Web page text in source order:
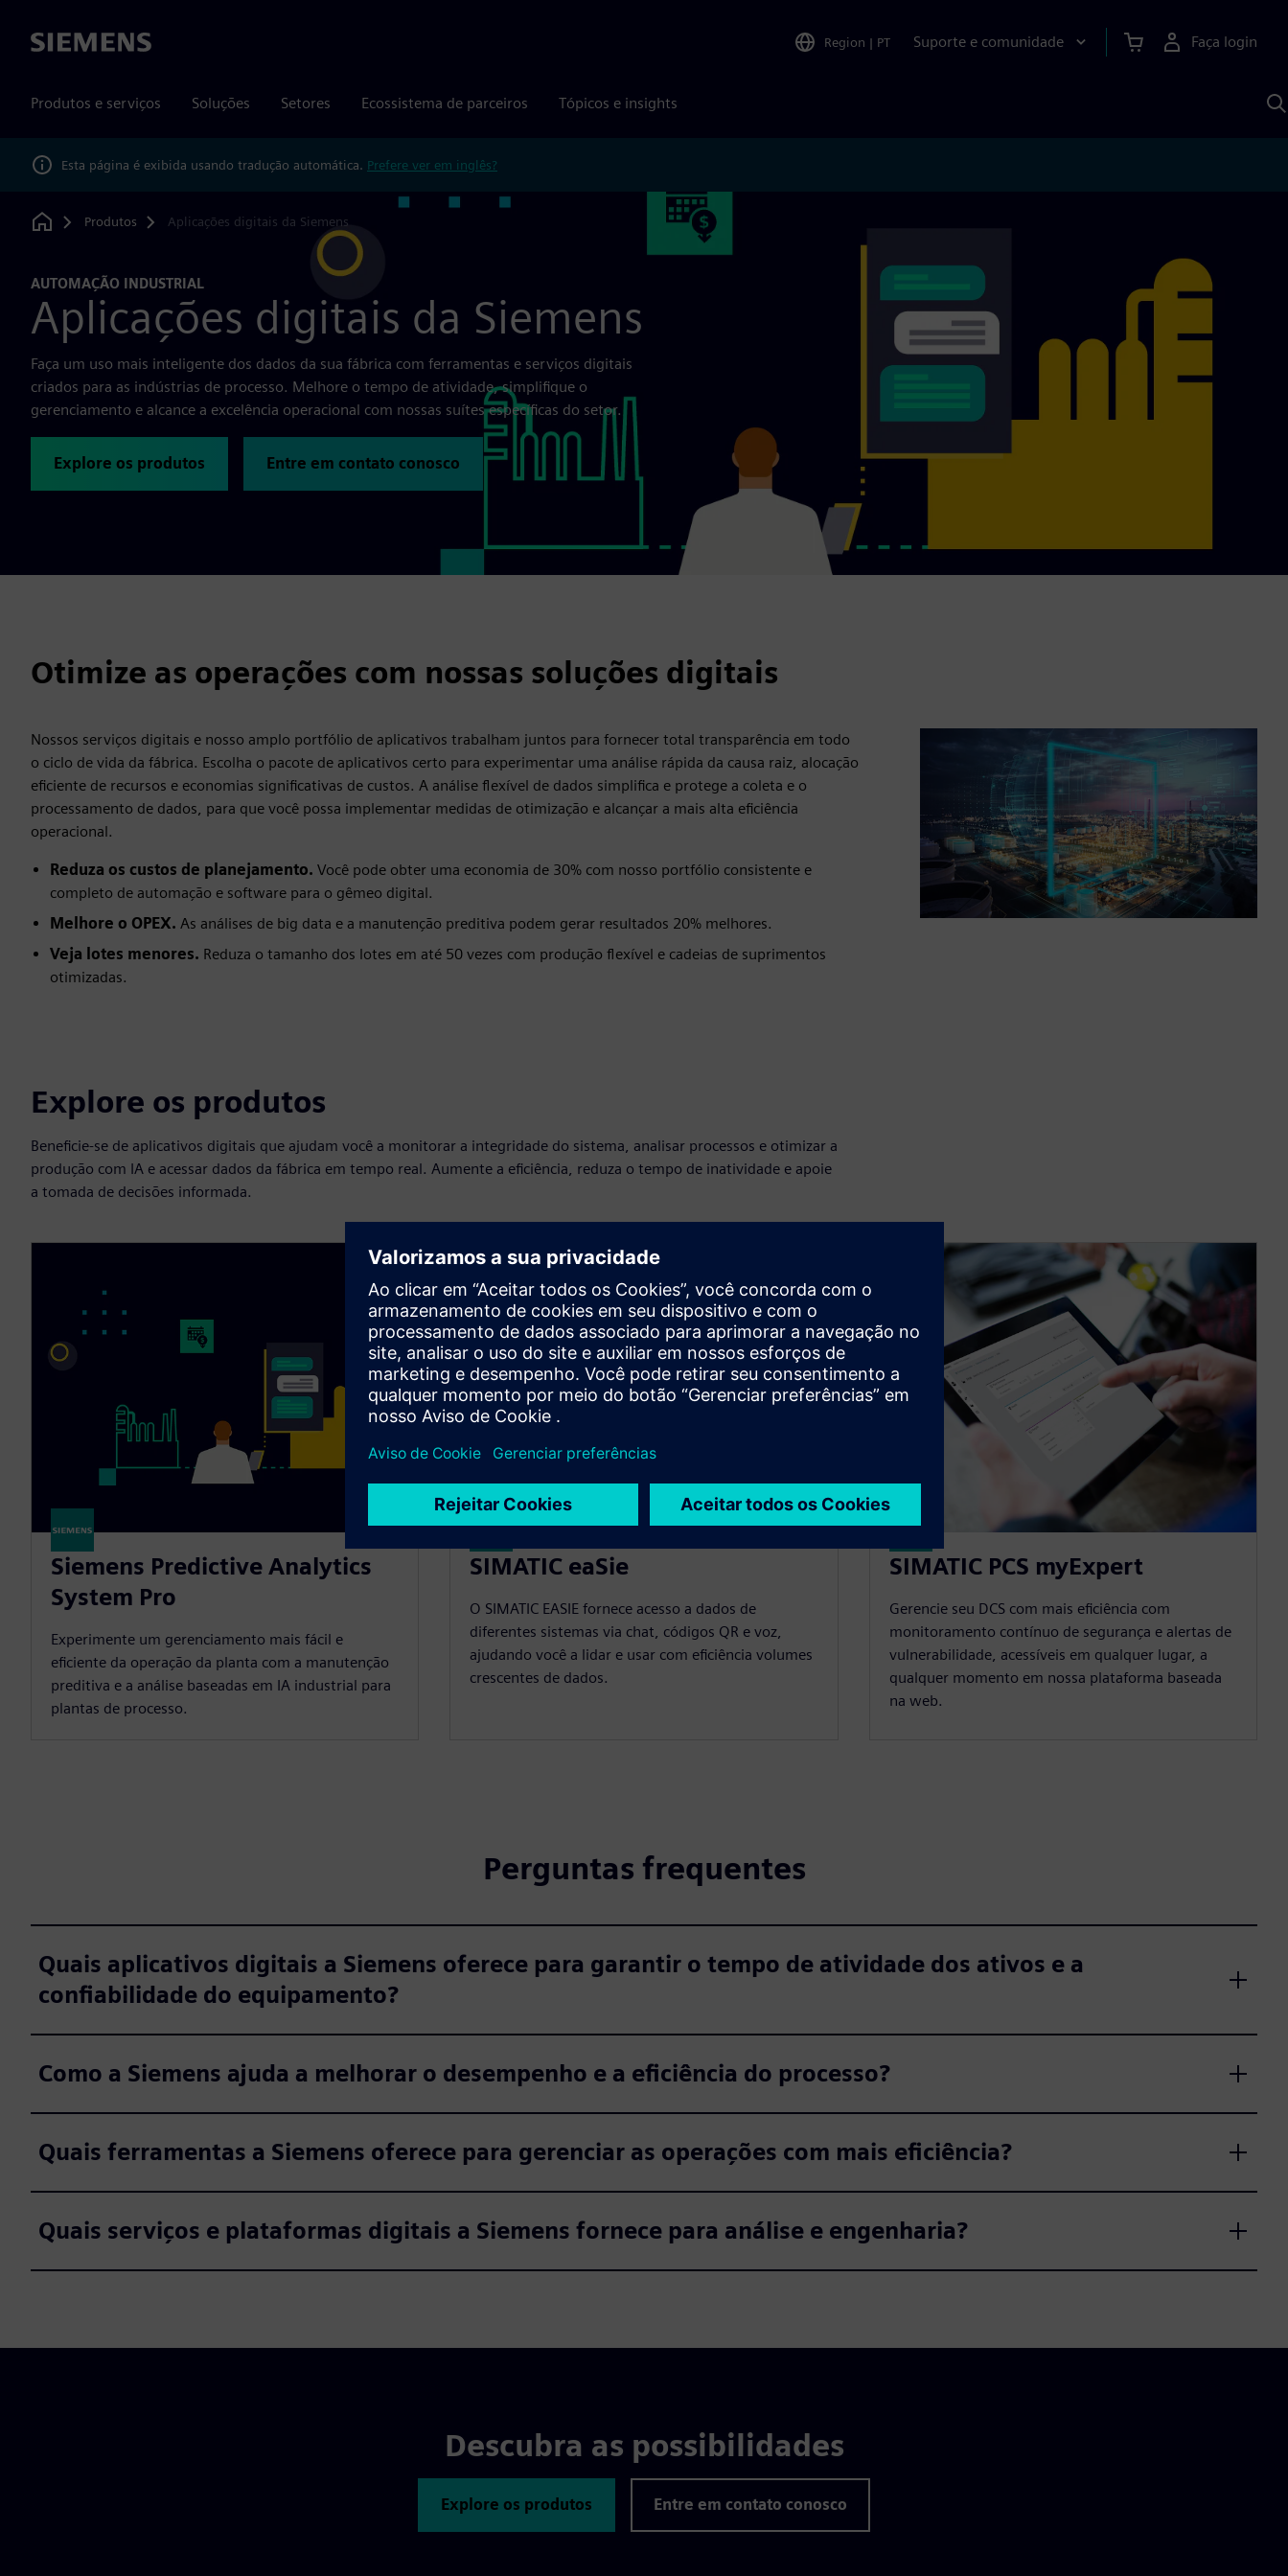
Siemens Region | PT Suporte e comunidade Faça login
Produtos e serviços Soluções Setores Ecossistema de parceiros Tópicos e insights
Esta página é exibida usando tradução automática. Prefere ver em inglês?
Home
Produtos Aplicações digitais da Siemens
AUTOMAÇÃO INDUSTRIAL
Aplicações digitais da Siemens
Faça um uso mais inteligente dos dados da sua fábrica com ferramentas e serviços digitais
criados para as indústrias de processo. Melhore o tempo de atividade, simplifique o
gerenciamento e alcance a excelência operacional com nossas suítes específicas do setor.
Explore os produtos Entre em contato conosco
Otimize as operações com nossas soluções digitais
Nossos serviços digitais e nosso amplo portfólio de aplicativos trabalham juntos para fornecer total transparência em todo
o ciclo de vida da fábrica. Escolha o pacote de aplicativos certo para experimentar uma análise rápida da causa raiz, alocação
eficiente de recursos e economias significativas de custos. A análise flexível de dados simplifica e protege a coleta e o
processamento de dados, para que você possa implementar medidas de otimização e alcançar a mais alta eficiência
operacional.
Reduza os custos de planejamento. Você pode obter uma economia de 30% com nosso portfólio consistente e
completo de automação e software para o gêmeo digital.
Melhore o OPEX. As análises de big data e a manutenção preditiva podem gerar resultados 20% melhores.
Veja lotes menores. Reduza o tamanho dos lotes em até 50 vezes com produção flexível e cadeias de suprimentos
otimizadas.
Explore os produtos
Beneficie-se de aplicativos digitais que ajudam você a monitorar a integridade do sistema, analisar processos e otimizar a
produção com IA e acessar dados da fábrica em tempo real. Aumente a eficiência, reduza o tempo de inatividade e apoie
a tomada de decisões informada.
Siemens Predictive Analytics
System Pro
Experimente um gerenciamento mais fácil e
eficiente da operação da planta com a manutenção
preditiva e a análise baseadas em IA industrial para
plantas de processo.
SIMATIC eaSie
O SIMATIC EASIE fornece acesso a dados de
diferentes sistemas via chat, códigos QR e voz,
ajudando você a lidar e usar com eficiência volumes
crescentes de dados.
SIMATIC PCS myExpert
Gerencie seu DCS com mais eficiência com
monitoramento contínuo de segurança e alertas de
vulnerabilidade, acessíveis em qualquer lugar, a
qualquer momento em nossa plataforma baseada
na web.
Perguntas frequentes
Quais aplicativos digitais a Siemens oferece para garantir o tempo de atividade dos ativos e a
confiabilidade do equipamento?
Como a Siemens ajuda a melhorar o desempenho e a eficiência do processo?
Quais ferramentas a Siemens oferece para gerenciar as operações com mais eficiência?
Quais serviços e plataformas digitais a Siemens fornece para análise e engenharia?
Descubra as possibilidades
Explore os produtos Entre em contato conosco